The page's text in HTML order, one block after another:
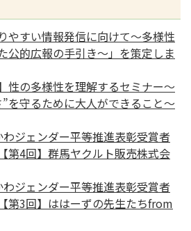
やすい情報発信に向けて～多様性
公的広報の手引き～」を策定しま
性の多様性を理解するセミナー～
を守るために大人ができること～
ジェンダー平等推進表彰受賞者
第4回】群馬ヤクルト販売株式会
ジェンダー平等推進表彰受賞者
第3回】ははーずの先生たちfrom